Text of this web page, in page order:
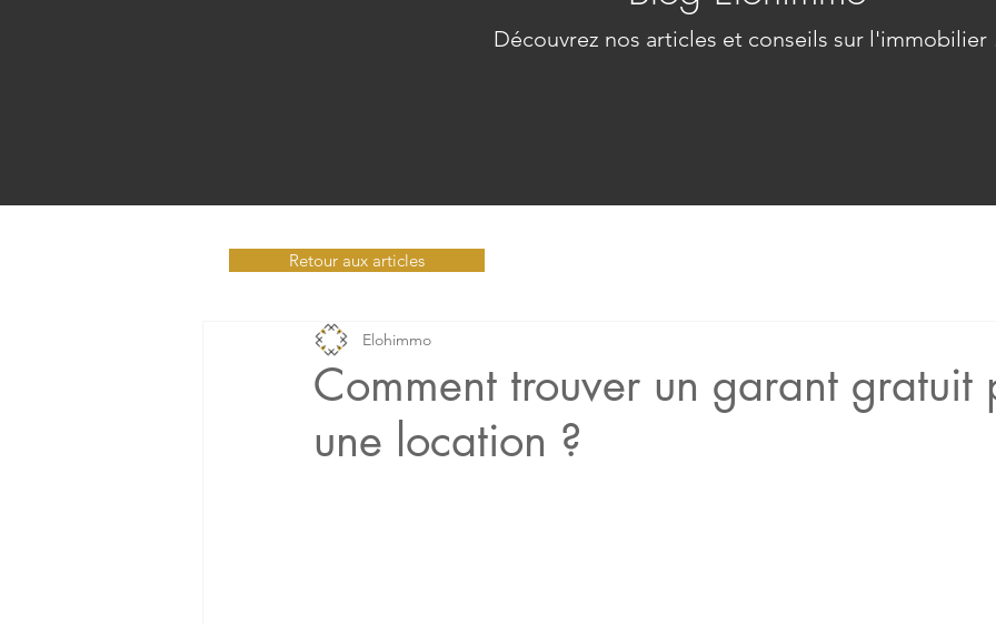
Découvrez nos articles et conseils sur l'immobilier
Retour aux articles
Comment trouver un garant gratuit
une location ?
Elohimmo